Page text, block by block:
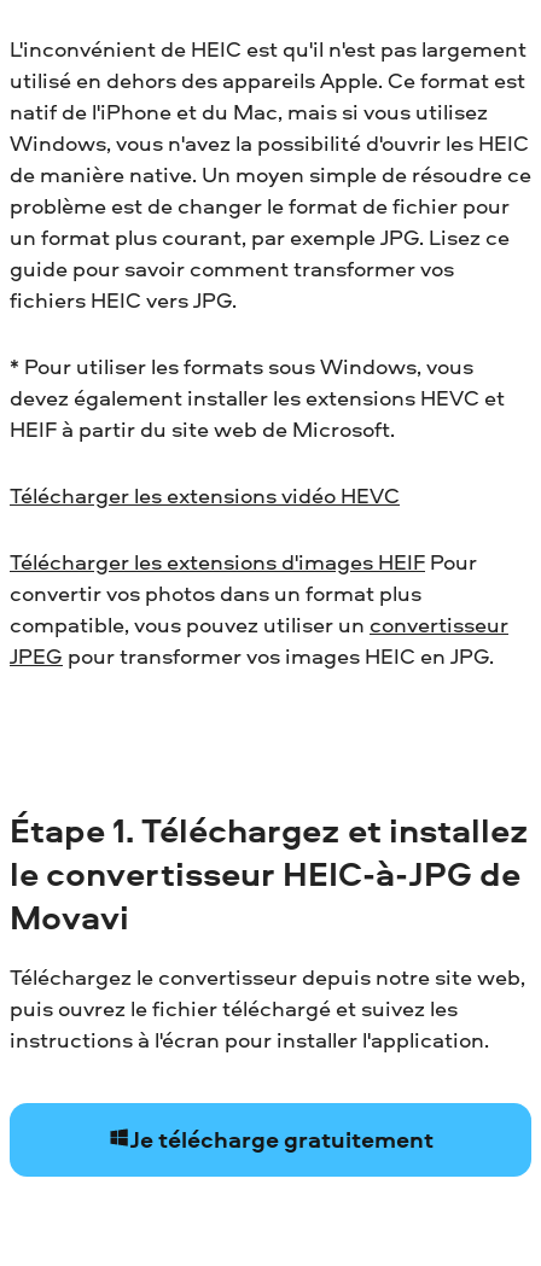
L'inconvénient de HEIC est qu'il n'est pas largement
utilisé en dehors des appareils Apple. Ce format est
natif de l'iPhone et du Mac, mais si vous utilisez
Windows, vous n'avez la possibilité d'ouvrir les HEIC
de manière native. Un moyen simple de résoudre ce
problème est de changer le format de fichier pour
un format plus courant, par exemple JPG. Lisez ce
guide pour savoir comment transformer vos
fichiers HEIC vers JPG.
* Pour utiliser les formats sous Windows, vous
devez également installer les extensions HEVC et
HEIF à partir du site web de Microsoft.
Télécharger les extensions vidéo HEVC
Télécharger les extensions d'images HEIF Pour
convertir vos photos dans un format plus
compatible, vous pouvez utiliser un convertisseur
JPEG pour transformer vos images HEIC en JPG.
Étape 1.Téléchargez et installez
le convertisseur HEIC-à-JPG de
Movavi
Téléchargez le convertisseur depuis notre site web,
puis ouvrez le fichier téléchargé et suivez les
instructions à l'écran pour installer l'application.
Je télécharge gratuitement